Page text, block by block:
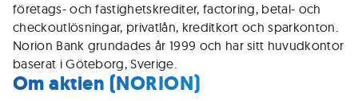
företags- och fastighetskrediter, factoring, betal- och
checkoutlösningar, privatlån, kreditkort och sparkonton.
Norion Bank grundades år 1999 och har sitt huvudkontor
baserat i Göteborg, Sverige.
Om aktien (NORION)